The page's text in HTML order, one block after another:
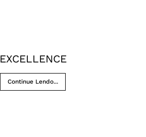
EXCELLENCE
Continue Lendo...